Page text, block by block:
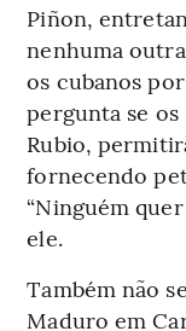
Piñon,
nenhuma
os cubanos
pergunta se os
Rubio,
fornecendo
“Ninguém
ele.
Também não
Maduro em